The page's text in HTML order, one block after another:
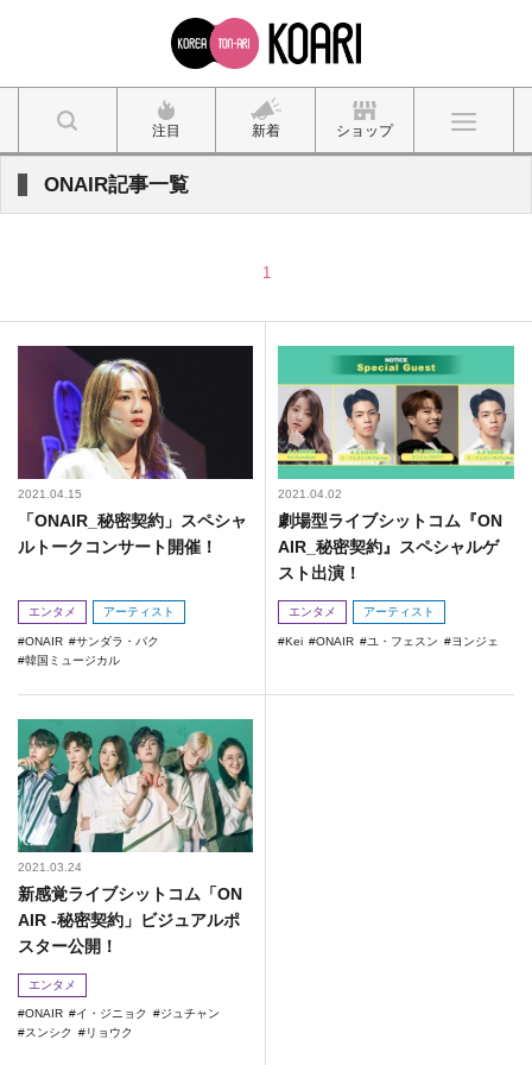
注目 新着 ショップ
ONAIR記事一覧
1
2021.04.15
「ONAIR_秘密契約」スペシャ
ルトークコンサート開催！
エンタメ アーティスト
ONAIR
サンダラ・パク
韓国ミュージカル
2021.04.02
劇場型ライブシットコム『ON
AIR_秘密契約』スペシャルゲ
スト出演！
エンタメ アーティスト
Kei ONAIR ユ・フェスン ヨンジェ
2021.03.24
新感覚ライブシットコム「ON
AIR -秘密契約」ビジュアルポ
スター公開！
エンタメ
ONAIR イ・ジニョク
ジュチャン
スンシク
リョウク